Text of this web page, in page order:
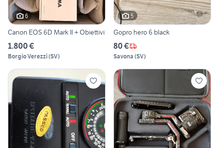
6
Canon EOS 6D Mark II + Obiettivi
1.800 €
Borgio Verezzi(SV)
5
Gopro hero 6 black
80 €
Savona (SV)